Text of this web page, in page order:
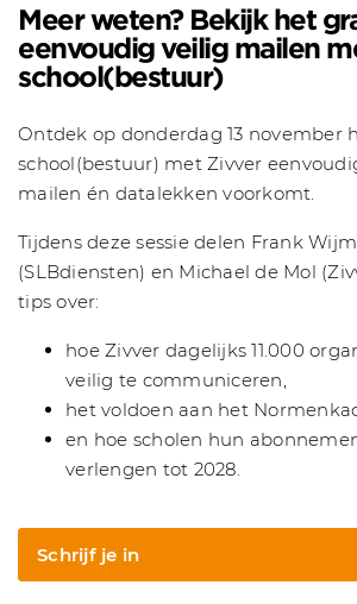
Meer weten? Bekijk het
eenvoudig veilig mailen
school(bestuur)
Ontdek op donderdag 13 november
school(bestuur) met Zivver
mailen én datalekken voorkomt.
Tijdens deze sessie delen Frank
(SLBdiensten) en Michael de Mol
tips over:
hoe Zivver dagelijks 11.000
veilig te communiceren,
het voldoen aan het
en hoe scholen hun
verlengen tot 2028.
Schrijf je in